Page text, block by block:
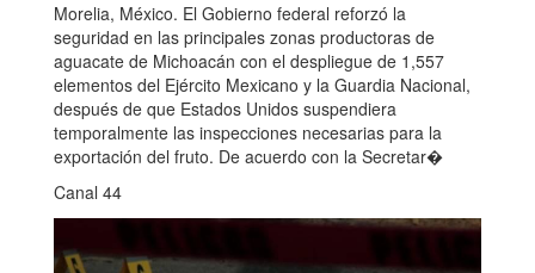
Morelia, México. El Gobierno federal reforzó la
seguridad en las principales zonas productoras de
aguacate de Michoacán con el despliegue de 1,557
elementos del Ejército Mexicano y la Guardia Nacional,
después de que Estados Unidos suspendiera
temporalmente las inspecciones necesarias para la
exportación del fruto. De acuerdo con la Secretar�
Canal 44